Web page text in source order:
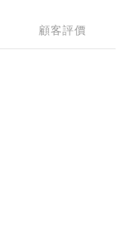
顧客評價